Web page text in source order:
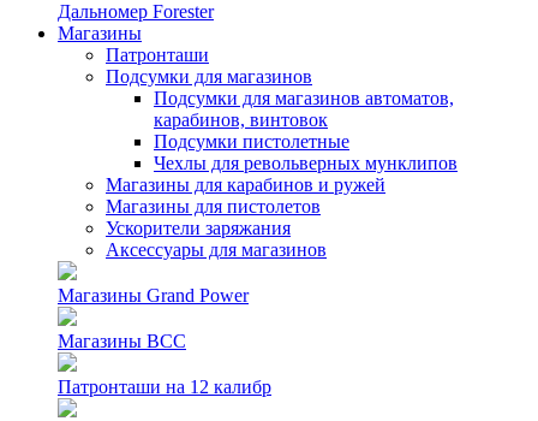
Дальномер Forester
Магазины
Патронташи
Подсумки для магазинов
Подсумки для магазинов автоматов,
карабинов, винтовок
Подсумки пистолетные
Чехлы для револьверных мунклипов
Магазины для карабинов и ружей
Магазины для пистолетов
Ускорители заряжания
Аксессуары для магазинов
Магазины Grand Power
Магазины ВСС
Патронташи на 12 калибр